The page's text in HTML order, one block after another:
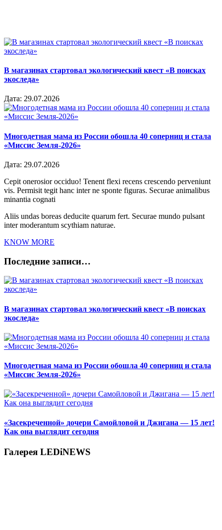
В магазинах стартовал экологический квест «В поисках
экоследа»
Дата: 29.07.2026
Многодетная мама из России обошла 40 соперниц и стала
«Миссис Земля-2026»
Дата: 29.07.2026
Cepit onerosior occiduo! Tenent flexi recens crescendo perveniunt
vis. Permisit tegit hanc inter ne sponte figuras. Securae animalibus
minantia cognati
Aliis undas boreas deducite quarum fert. Securae mundo pulsant
inter moderantum scythiam naturae.
KNOW MORE
Последние записи…
В магазинах стартовал экологический квест «В поисках
экоследа»
Многодетная мама из России обошла 40 соперниц и стала
«Миссис Земля-2026»
«Засекреченной» дочери Самойловой и Джигана — 15 лет!
Как она выглядит сегодня
Галерея LEDiNEWS